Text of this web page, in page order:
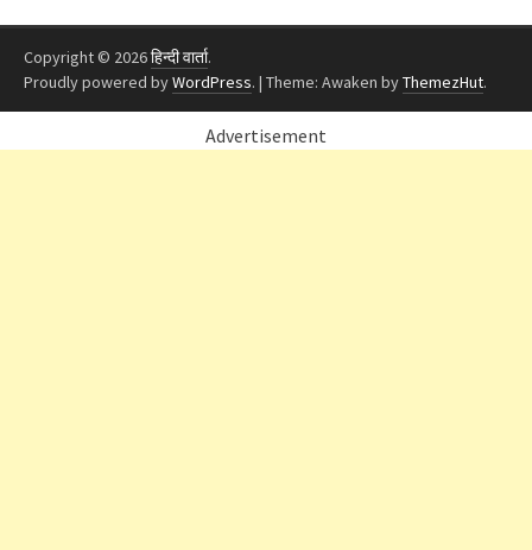
Copyright © 2026हिन्दी वार्ता.
Proudly powered byWordPress. | Theme: Awaken byThemezHut.
Advertisement